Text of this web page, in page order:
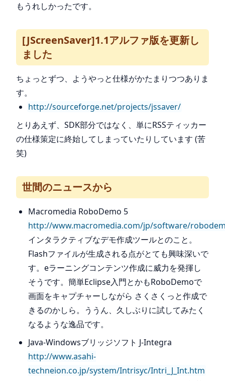
もうれしかったです。
[JScreenSaver]1.1アルファ版を更新し
ました
ちょっとずつ、ようやっと仕様がかたまりつつありま
す。
http://sourceforge.net/projects/jssaver/
とりあえず、SDK部分ではなく、単にRSSティッカー
の仕様策定に終始してしまっていたりしています (苦
笑)
世間のニュースから
Macromedia RoboDemo 5
http://www.macromedia.com/jp/software/
インタラクティブなデモ作成ツールとのこと。
Flashファイルが生成される点がとても興味深いで
す。eラーニングコンテンツ作成に威力を発揮し
そうです。簡単Eclipse入門とかもRoboDemoで
画面をキャプチャーしながら さくさくっと作成で
きるのかしら。ううん、久しぶりに試してみたく
なるような逸品です。
Java-Windowsブリッジソフト J-Integra
http://www.asahi-
techneion.co.jp/system/Intrisyc/Intri_J_Int.htm